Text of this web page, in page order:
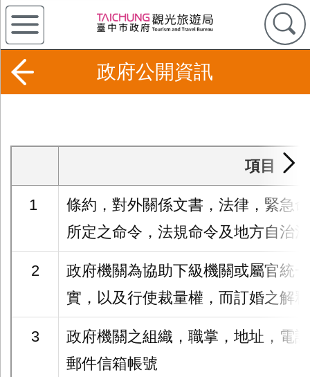
政府公開資訊
項目
1
條約，對外關係文書，法律，緊急
所定之命令，法規命令及地方自治
2
政府機關為協助下級機關或屬官統
實，以及行使裁量權，而訂婚之解
3
政府機關之組織，職掌，地址，電
郵件信箱帳號